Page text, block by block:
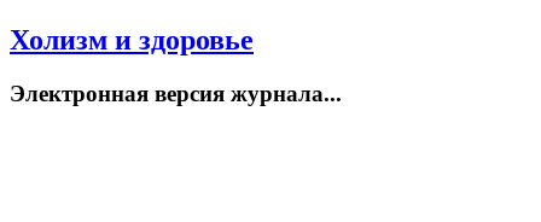
Холизм и здоровье
Электронная версия журнала...